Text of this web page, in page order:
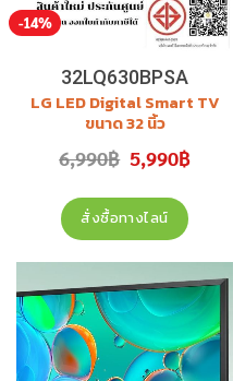
-14%
32LQ630BPSA
LG LED Digital Smart TV
ขนาด 32 นิ้ว
รุ่น32LQ630BPSA
สินค้าใหม่ ประกันศูนย์
6,990฿ Original
price
6,990฿.
5,990฿Current
price
สั่งซื้อทางไลน์